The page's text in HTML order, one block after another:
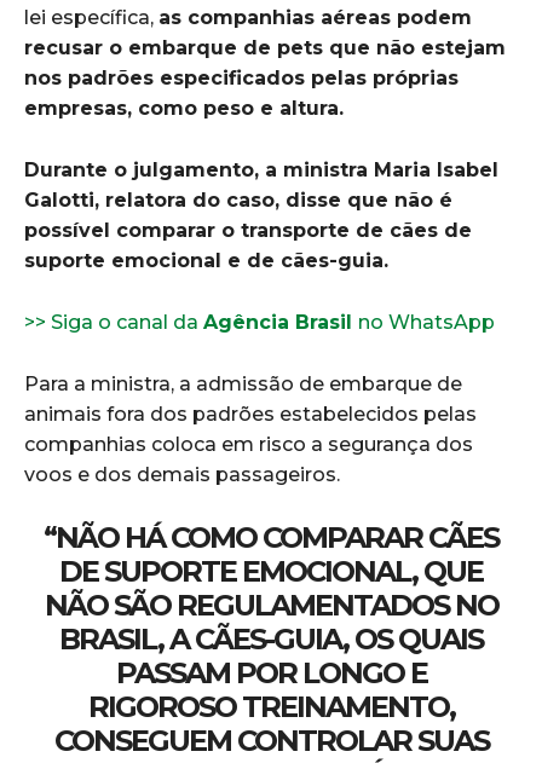
lei específica, as companhias aéreas podem
recusar o embarque de pets que não estejam
nos padrões especificados pelas próprias
empresas, como peso e altura.
Durante o julgamento, a ministra Maria Isabel
Galotti, relatora do caso, disse que não é
possível comparar o transporte de cães de
suporte emocional e de cães-guia.
>> Siga o canal da Agência Brasil no WhatsApp
Para a ministra, a admissão de embarque de
animais fora dos padrões estabelecidos pelas
companhias coloca em risco a segurança dos
voos e dos demais passageiros.
“NÃO HÁ COMO COMPARAR CÃES
DE SUPORTE EMOCIONAL, QUE
NÃO SÃO REGULAMENTADOS NO
BRASIL, A CÃES-GUIA, OS QUAIS
PASSAM POR LONGO E
RIGOROSO TREINAMENTO,
CONSEGUEM CONTROLAR SUAS